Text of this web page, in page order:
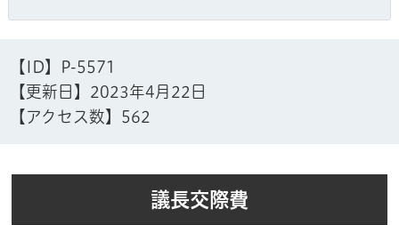
【ID】
P-5571
【更新日】 2023年4月22日
【アクセス数】
562
議長交際費